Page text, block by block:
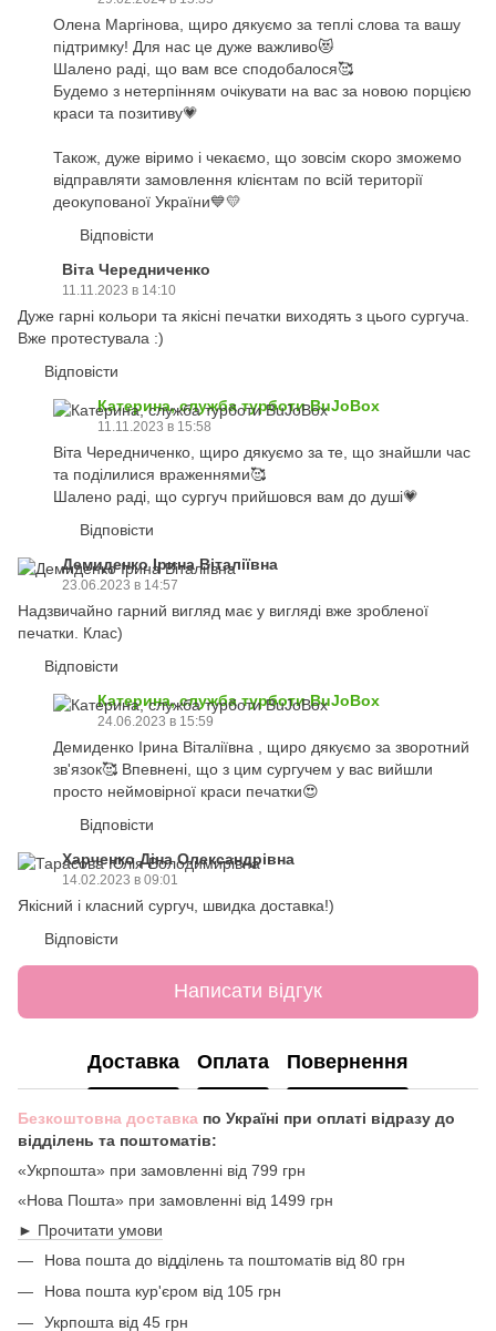
Олена Маргінова, щиро дякуємо за теплі слова та вашу
підтримку! Для нас це дуже важливо😻
Шалено раді, що вам все сподобалося🥰
Будемо з нетерпінням очікувати на вас за новою порцією
краси та позитиву💗
Також, дуже віримо і чекаємо, що зовсім скоро зможемо
відправляти замовлення клієнтам по всій території
деокупованої України💙💛
Відповісти
Віта Чередниченко
11.11.2023 в 14:10
Дуже гарні кольори та якісні печатки виходять з цього сургуча.
Вже протестувала :)
Відповісти
Катерина, служба турботи BuJoBox
11.11.2023 в 15:58
Віта Чередниченко, щиро дякуємо за те, що знайшли час
та поділилися враженнями🥰
Шалено раді, що сургуч прийшовся вам до душі💗
Відповісти
Демиденко Ірина Віталіївна
23.06.2023 в 14:57
Надзвичайно гарний вигляд має у вигляді вже зробленої
печатки. Клас)
Відповісти
Катерина, служба турботи BuJoBox
24.06.2023 в 15:59
Демиденко Ірина Віталіївна , щиро дякуємо за зворотний
зв'язок🥰 Впевнені, що з цим сургучем у вас вийшли
просто неймовірної краси печатки😍
Відповісти
Харченко Діна Олександрівна
14.02.2023 в 09:01
Якісний і класний сургуч, швидка доставка!)
Відповісти
Написати відгук
Доставка Оплата Повернення
Безкоштовна доставка по Україні при оплаті відразу до
відділень та поштоматів:
«Укрпошта» при замовленні від 799 грн
«Нова Пошта» при замовленні від 1499 грн
► Прочитати умови
Нова пошта до відділень та поштоматів від 80 грн
Нова пошта кур'єром від 105 грн
Укрпошта від 45 грн